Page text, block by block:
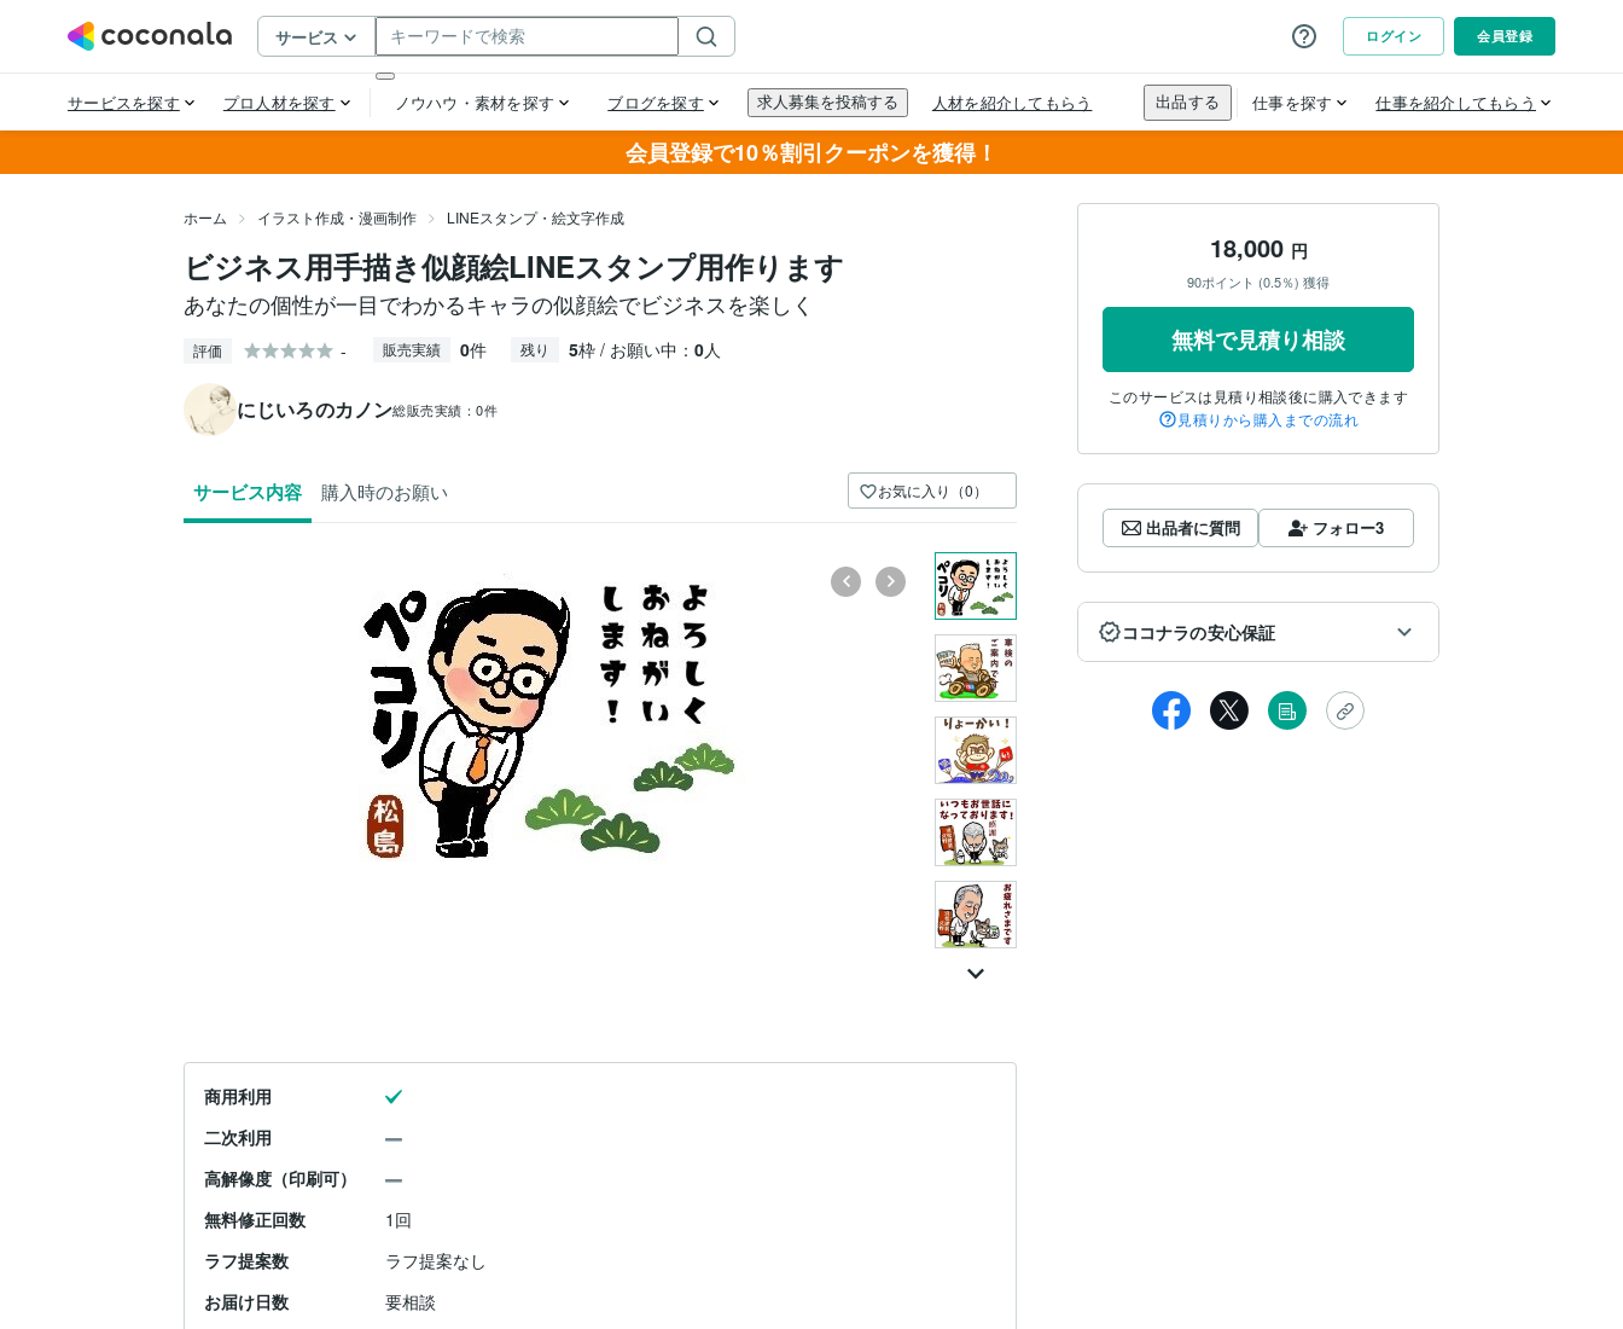
会員登録で10％割引クーポンを獲得！
ホーム イラスト作成・漫画制作 LINEスタンプ・絵文字作成
ビジネス用手描き似顔絵LINEスタンプ用作ります
あなたの個性が一目でわかるキャラの似顔絵でビジネスを楽しく
評価 - 販売実績 0件 残り 5枠 / お願い中： 0人
にじいろのカノン総販売実績：0件
サービス内容 購入時のお願い お気に入り（0）
商用利用
二次利用
高解像度（印刷可）
無料修正回数
1回
ラフ提案数
ラフ提案なし
お届け日数
要相談
18,000 円
90ポイント (0.5％) 獲得
無料で見積り相談
このサービスは見積り相談後に購入できます
見積りから購入までの流れ
出品者に質問 フォロー3
ココナラの安心保証